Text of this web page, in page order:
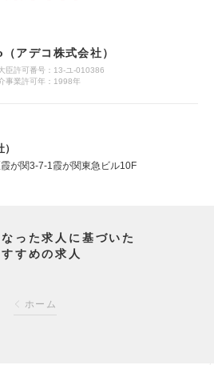
アデコ株式会社）
臣許可番号：13-ユ-010386
事業許可年：1998年
が関3-7-1霞が関東急ビル10F
った求人に基づいた
すめの求人
ホーム